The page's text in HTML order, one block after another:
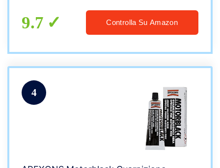
facile rimozione
9.7 Controlla Su Amazon
4